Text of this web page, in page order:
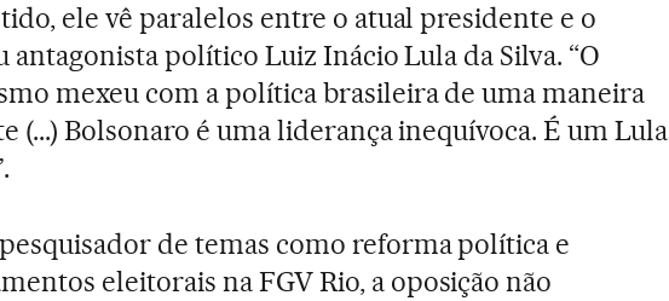
ele vê paralelos entre o atual presidente e o
antagonista político Luiz Inácio Lula da Silva. “O
mexeu com a política brasileira de uma maneira
(...) Bolsonaro é uma liderança inequívoca. É um Lula
pesquisador de temas como reforma política e
eleitorais na FGV Rio, a oposição não